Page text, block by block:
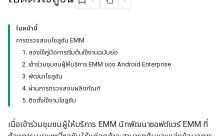
ในหน้านี้
การตรวจสอบโซลูชัน EMM
1. ลองใช้คู่มือการเริ่มต้นใช้งานฉบับย่อ
2. เข้าร่วมชุมชนผู้ให้บริการ EMM ของ Android Enterprise
3. พัฒนาโซลูชัน
4. ผ่านการตรวจสอบผลิตภัณฑ์
5. ติดตั้งใช้งานโซลูชัน
เมื่อเข้าร่วมชุมชนผู้ให้บริการ EMM นักพัฒนาซอฟต์แวร์ EMM ที่